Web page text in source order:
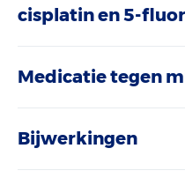
cisplatin en 5-
Medicatie tegen
Bijwerkingen